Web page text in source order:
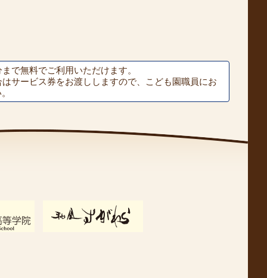
で無料でご利用いただけます。
サービス券をお渡ししますので、こども園職員にお